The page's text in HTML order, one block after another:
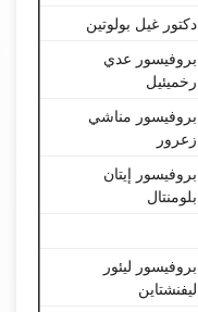
دكتور غيل بولوتين
بروفيسور عدي
رخميئيل
بروفيسور مناشي
زعرور
بروفيسور إيتان
بلومنتال
بروفيسور ليئور
ليفنشتاين